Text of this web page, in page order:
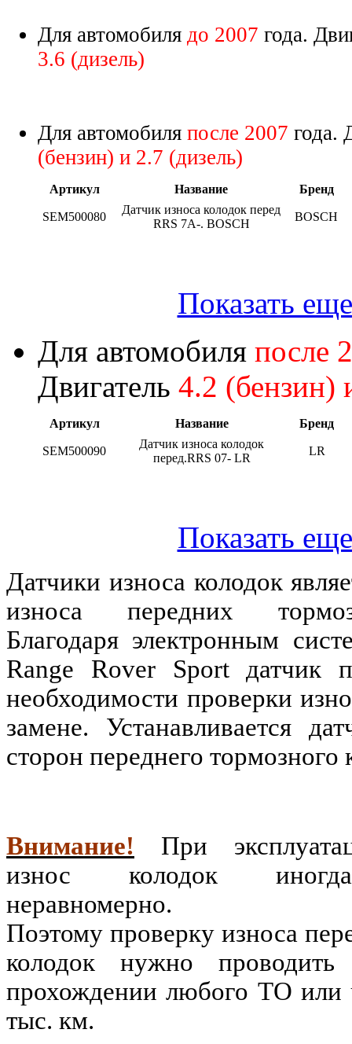
Для автомобиля до 2007 года.
3.6 (дизель)
Для автомобиля после 2007 года.
(бензин) и 2.7 (дизель)
Артикул Название Бренд
SEM500080
Датчик износа колодок перед
RRS 7A-. BOSCH
BOSCH
Показать
Для автомобиля после
Двигатель 4.2 (бензин)
Артикул Название Бренд
SEM500090
Датчик износа колодок
перед.RRS 07- LR
LR
Показать
Датчики износа колодок
износа передних
Благодаря электронным
Range Rover Sport датчик
необходимости проверки
замене. Устанавливается
сторон переднего тормозного
Внимание! При
износ колодок
неравномерно.
Поэтому проверку износа
колодок нужно проводить
прохождении любого ТО или
тыс. км.